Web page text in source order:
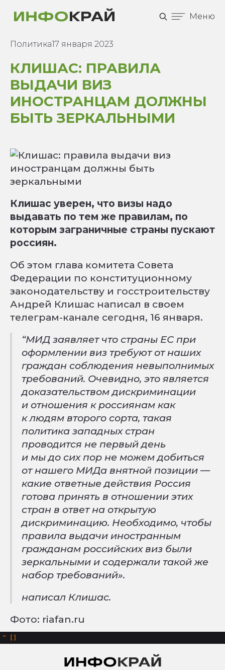
Меню
Политика17 января 2023
КЛИШАС: ПРАВИЛА
ВЫДАЧИ ВИЗ
ИНОСТРАНЦАМ ДОЛЖНЫ
БЫТЬ ЗЕРКАЛЬНЫМИ
Клишас уверен, что визы надо
выдавать по тем же правилам, по
которым заграничные страны пускают
россиян.
Об этом глава комитета Совета
Федерации по конституционному
законодательству и госстроительству
Андрей Клишас написал в своем
телеграм-канале сегодня, 16 января.
“МИД заявляет что страны ЕС при
оформлении виз требуют от наших
граждан соблюдения невыполнимых
требований. Очевидно, это является
доказательством дискриминации
и отношения к россиянам как
к людям второго сорта, такая
политика западных стран
проводится не первый день
и мы до сих пор не можем добиться
от нашего МИДа внятной позиции —
какие ответные действия Россия
готова принять в отношении этих
стран в ответ на открытую
дискриминацию. Необходимо, чтобы
правила выдачи иностранным
гражданам российских виз были
зеркальными и содержали такой же
набор требований».
написал Клишас.
Фото: riafan.ru
^